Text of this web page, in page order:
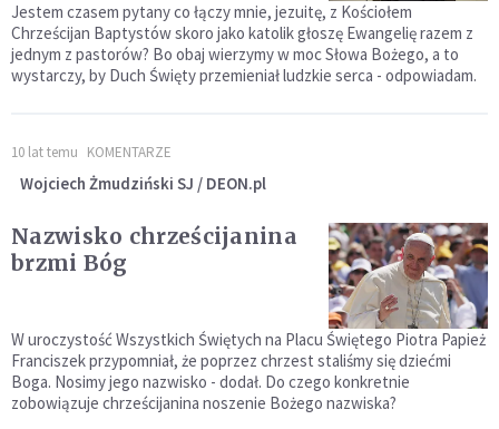
Jestem czasem pytany co łączy mnie, jezuitę, z Kościołem
Chrześcijan Baptystów skoro jako katolik głoszę Ewangelię razem z
jednym z pastorów? Bo obaj wierzymy w moc Słowa Bożego, a to
wystarczy, by Duch Święty przemieniał ludzkie serca - odpowiadam.
10 lat temu KOMENTARZE
Wojciech Żmudziński SJ / DEON.pl
Nazwisko chrześcijanina
brzmi Bóg
W uroczystość Wszystkich Świętych na Placu Świętego Piotra Papież
Franciszek przypomniał, że poprzez chrzest staliśmy się dziećmi
Boga. Nosimy jego nazwisko - dodał. Do czego konkretnie
zobowiązuje chrześcijanina noszenie Bożego nazwiska?